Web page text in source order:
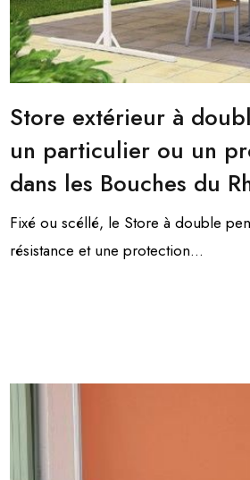
Store extérieur à
un particulier ou un
dans les Bouches du
Fixé ou scéllé, le Store à double
résistance et une protection...